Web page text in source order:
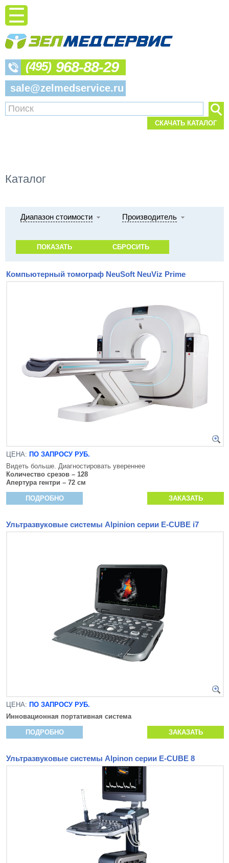
(495) 968-88-29
sale@zelmedservice.ru
СКАЧАТЬ КАТАЛОГ
Каталог
Диапазон стоимости Производитель
Компьютерный томограф NeuSoft NeuViz Prime
ЦЕНА: ПО ЗАПРОСУ РУБ.
Видеть больше. Диагностировать увереннее
Количество срезов – 128
Апертура гентри – 72 см
ПОДРОБНО ЗАКАЗАТЬ
Ультразвуковые системы Alpinion серии E-CUBE i7
ЦЕНА: ПО ЗАПРОСУ РУБ.
Инновационная портативная система
ПОДРОБНО ЗАКАЗАТЬ
Ультразвуковые системы Alpinon серии E-CUBE 8